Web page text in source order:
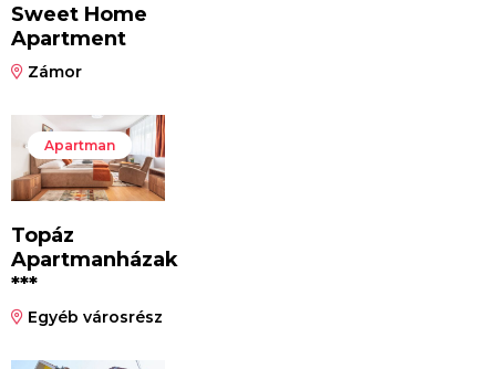
Sweet Home
Apartment
Zámor
Apartman
Topáz
Apartmanházak
***
Egyéb városrész